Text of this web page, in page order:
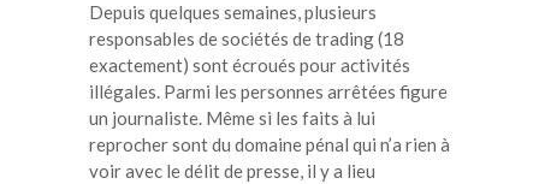
Depuis quelques semaines, plusieurs
responsables de sociétés de trading (18
exactement) sont écroués pour activités
illégales. Parmi les personnes arrêtées figure
un journaliste. Même si les faits à lui
reprocher sont du domaine pénal qui n’a rien à
voir avec le délit de presse, il y a lieu